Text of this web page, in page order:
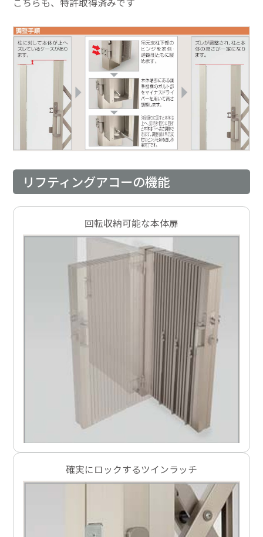
こちらも、特許取得済みです
リフティングアコーの機能
回転収納可能な本体扉
確実にロックするツインラッチ